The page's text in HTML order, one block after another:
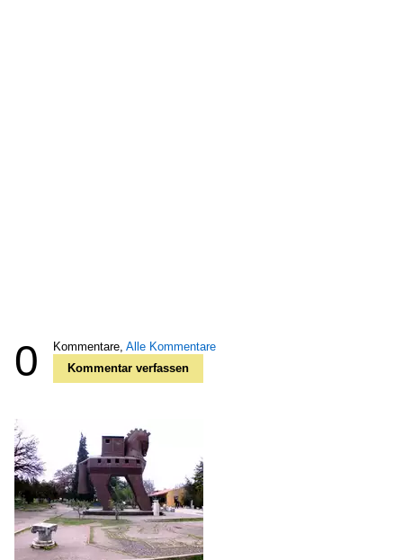
0 Kommentare, Alle Kommentare
Kommentar verfassen